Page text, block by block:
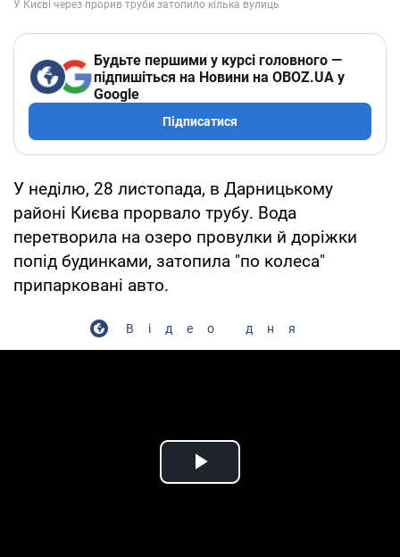
Будьте першими у курсі головного —
підпишіться на Новини на OBOZ.UA у
Google
Підписатися
У неділю, 28 листопада, в Дарницькому
районі Києва прорвало трубу. Вода
перетворила на озеро провулки й доріжки
попід будинками, затопила "по колеса"
припарковані авто.
Відео дня
Play Video